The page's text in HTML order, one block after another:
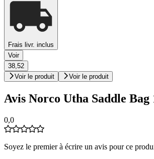
Frais livr. inclus
Voir
38,52
Voir le produit
Voir le produit
Avis Norco Utha Saddle
0,0
Soyez le premier à écrire un avis pour ce